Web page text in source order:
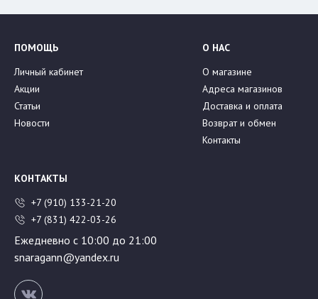
ПОМОЩЬ
Личный кабинет
Акции
Статьи
Новости
О НАС
О магазине
Адреса магазинов
Доставка и оплата
Возврат и обмен
Контакты
КОНТАКТЫ
+7 (910) 133-21-20
+7 (831) 422-03-26
Ежедневно с 10:00 до 21:00
snaragann@yandex.ru